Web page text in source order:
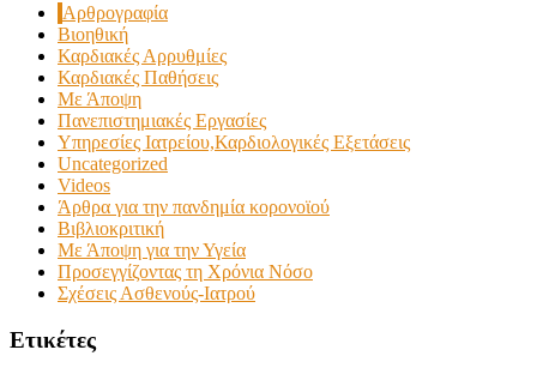
Αρθρογραφία
Βιοηθική
Καρδιακές Αρρυθμίες
Καρδιακές Παθήσεις
Με Άποψη
Πανεπιστημιακές Εργασίες
Υπηρεσίες Ιατρείου,Καρδιολογικές Εξετάσεις
Uncategorized
Videos
Άρθρα για την πανδημία κορονοϊού
Βιβλιοκριτική
Με Άποψη για την Υγεία
Προσεγγίζοντας τη Χρόνια Νόσο
Σχέσεις Ασθενούς-Ιατρού
Ετικέτες